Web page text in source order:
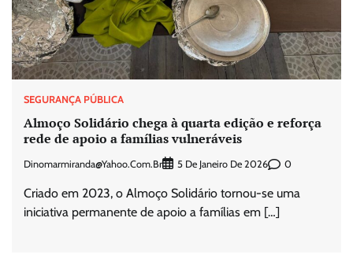
SEGURANÇA PÚBLICA
Almoço Solidário chega à quarta edição e reforça
rede de apoio a famílias vulneráveis
Dinomarmiranda@yahoo.com.br 5 De Janeiro De 2026 0
Criado em 2023, o Almoço Solidário tornou-se uma
iniciativa permanente de apoio a famílias em […]